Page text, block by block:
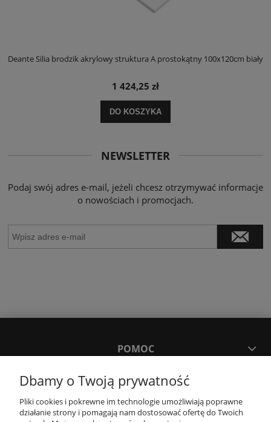
Deante Silia brodzik akrylowy struktura A prostokątny 100x120cm biały
1 424,25 zł
DO KOSZYKA
NEWSLETTER
Podaj swój adres e-mail, jeżeli chcesz otrzymywać informacje
o nowościach i promocjach.
POMOC
MOJE KONTO
Dbamy o Twoją prywatność
Pliki cookies i pokrewne im technologie umożliwiają poprawne
działanie strony i pomagają nam dostosować ofertę do Twoich